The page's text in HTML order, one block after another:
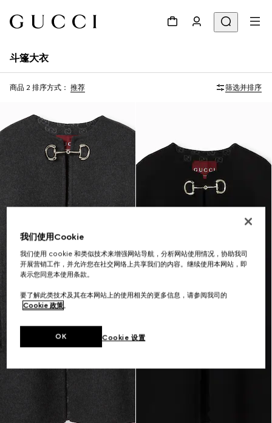
斗篷大衣
商品 2 排序方式： 推荐 筛选并排序
我们使用Cookie
我们使用 cookie 和类似技术来增强网站导航，分析网站使用情况，协助我司
开展营销工作，并允许您在社交网络上共享我们的内容。继续使用本网站，即
表示您同意本使用条款。
要了解此类技术及其在本网站上的使用相关的更多信息，请参阅我司的
Cookie 政策。
Cookie 设置
OK